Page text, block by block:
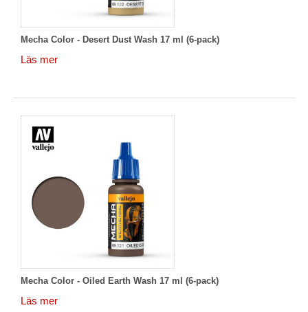
Mecha Color - Desert Dust Wash 17 ml (6-pack)
Läs mer
Mecha Color - Oiled Earth Wash 17 ml (6-pack)
Läs mer